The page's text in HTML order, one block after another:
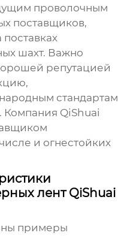
проволочным
поставщиков,
шахт. Важно
репутацией
стандартам
Компания QiShuai
и огнестойких
лент QiShuai
примеры